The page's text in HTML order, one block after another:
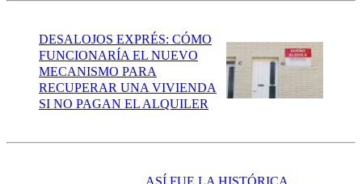
DESALOJOS EXPRÉS: CÓMO
FUNCIONARÍA EL NUEVO
MECANISMO PARA
RECUPERAR UNA VIVIENDA
SI NO PAGAN EL ALQUILER